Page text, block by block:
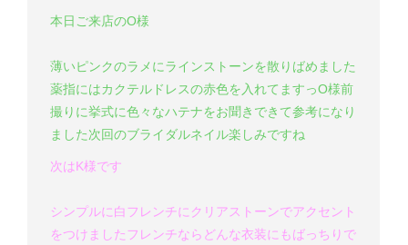
本日ご来店のO様
薄いピンクのラメにラインストーンを散りばめました
薬指にはカクテルドレスの赤色を入れてますっO様前
撮りに挙式に色々なハテナをお聞きできて参考になり
ました次回のブライダルネイル楽しみですね
次はK様です
シンプルに白フレンチにクリアストーンでアクセント
をつけましたフレンチならどんな衣装にもばっちりで